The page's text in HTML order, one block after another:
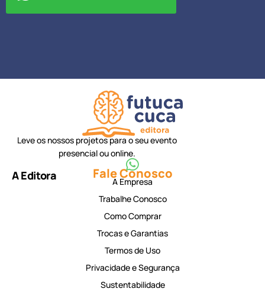
Leve os nossos projetos para o seu evento
presencial ou online.
Fale Conosco
A Editora
A Empresa
Trabalhe Conosco
Como Comprar
Trocas e Garantias
Termos de Uso
Privacidade e Segurança
Sustentabilidade